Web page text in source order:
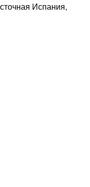
Испания,